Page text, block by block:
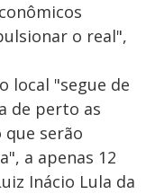
o real",
local "segue de
de perto as
serão
a apenas 12
Inácio Lula da